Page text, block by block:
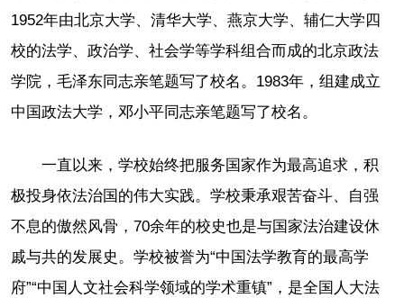
1952年由北京大学、清华大学、燕京大学、辅仁大学四
校的法学、政治学、社会学等学科组合而成的北京政法
学院，毛泽东同志亲笔题写了校名。1983年，组建成立
中国政法大学，邓小平同志亲笔题写了校名。
一直以来，学校始终把服务国家作为最高追求，积
极投身依法治国的伟大实践。学校秉承艰苦奋斗、自强
不息的傲然风骨，70余年的校史也是与国家法治建设休
戚与共的发展史。学校被誉为“中国法学教育的最高学
府”“中国人文社会科学领域的学术重镇”，是全国人大法